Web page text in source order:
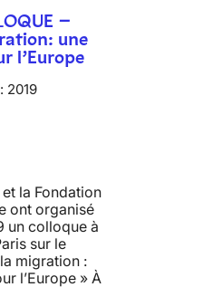
–
une
l’Europe
2019
et la Fondation
ont organisé
un colloque à
sur le
migration :
l’Europe » À